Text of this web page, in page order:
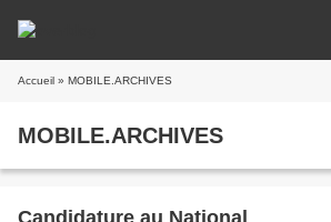
Accueil » MOBILE.ARCHIVES
MOBILE.ARCHIVES
Candidature au National